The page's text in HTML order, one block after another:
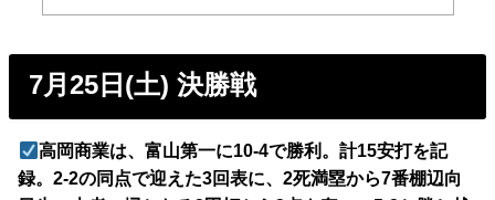
7月25日(土) 決勝戦
高岡商業は、富山第一に10-4で勝利。計15安打を記
録。2-2の同点で迎えた3回表に、2死満塁から7番棚辺向